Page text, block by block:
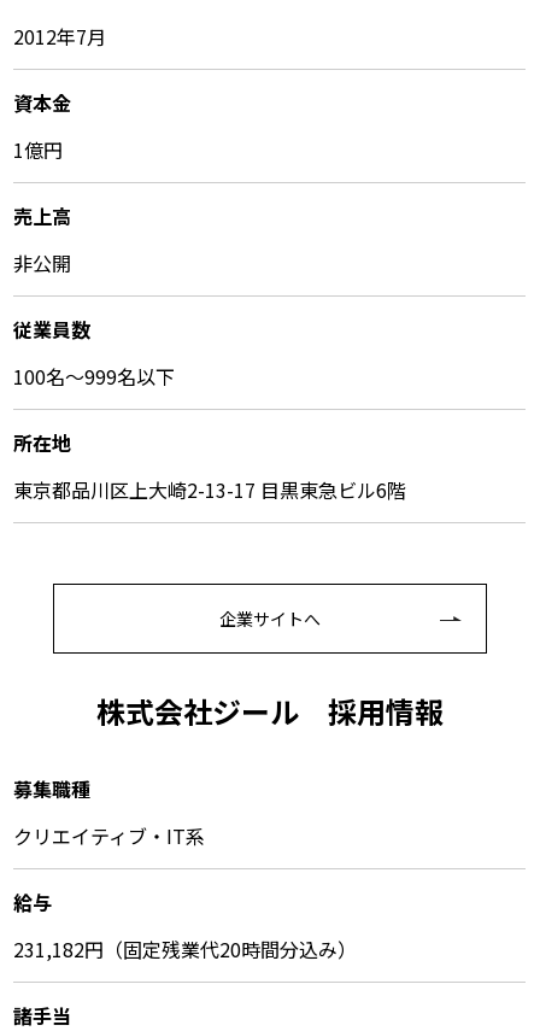
2012年7月
資本金
1億円
売上高
非公開
従業員数
100名〜999名以下
所在地
東京都品川区上大崎2-13-17 目黒東急ビル6階
企業サイトへ
株式会社ジール 採⽤情報
募集職種
クリエイティブ・IT系
給与
231,182円（固定残業代20時間分込み）
諸⼿当